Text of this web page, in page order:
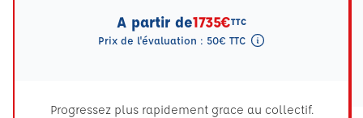
A partir de1735€TTC
Prix de l'évaluation : 50€ TTC
Progressez plus rapidement grace au collectif.